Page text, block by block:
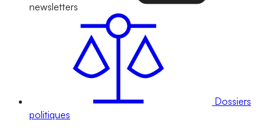
newsletters
Dossiers
politiques